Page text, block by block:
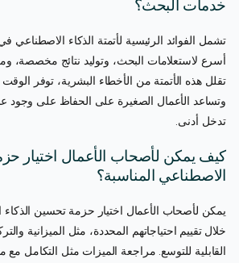
خدمات البحث؟
تشمل الفوائد الرئيسية لأتمتة الذكاء
أسرع لاستعلامات البحث، وتوليد نتائج مخصصة،
تقلل هذه الأتمتة من الأخطاء البشرية، توفر
وتساعد الأعمال الصغيرة على الحفاظ على وجود
تدخل أدنى.
كيف يمكن لأصحاب الأعمال اختيار
الاصطناعي المناسبة؟
يمكن لأصحاب الأعمال اختيار حزمة تحسين
خلال تقييم احتياجاتهم المحددة، مثل الميزانية
القابلية للتوسع. مراجعة الميزات مثل التكامل مع